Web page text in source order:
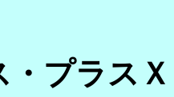
・プラス